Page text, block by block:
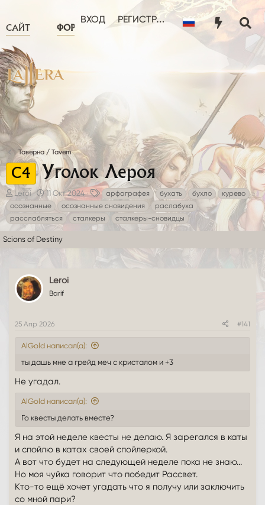
САЙТ ФОРУМ
ЧТО НОВОГО?
ВХОД РЕГИСТРАЦИЯ
Таверна / Tavern
C4 Уголок Лероя
А
в
о
ы
Leroi
Д
а
а
а
11 Окт 2024
Т
е
и
арфаграфея бухать бухло
курево
осознанные
осознанные сновидения
раслабуха
расслабляться
сталкеры сталкеры-сновидцы
Scions of Destiny
Leroi
Barif
25 Апр 2026 #141
AlGold написал(а):
ты дашь мне а грейд меч с кристалом и +3
Не угадал.
AlGold написал(а):
Го квесты делать вместе?
Я на этой неделе квесты не делаю. Я зарегался в каты
и спойлю в катах своей спойлеркой.
А вот что будет на следующей неделе пока не знаю...
Но моя чуйка говорит что победит Рассвет.
Кто-то ещё хочет угадать что я получу или заключить
со мной пари?